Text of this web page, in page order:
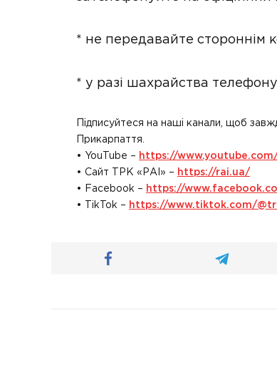
* не передавайте стороннім
* у разі шахрайства
Підписуйтеся на наші канали, щоб
Прикарпаття.
• YouTube – https://www.youtube.com/
• Сайт ТРК «РАІ» – https://rai.ua/
• Facebook – https://
• TikTok – https://www.tiktok.com/